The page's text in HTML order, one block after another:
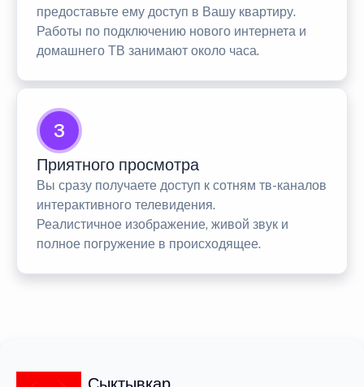
предоставьте ему доступ в Вашу квартиру.
Работы по подключению нового интернета и
домашнего ТВ занимают около часа.
3
Приятного просмотра
Вы сразу получаете доступ к сотням тв-каналов
интерактивного телевидения.
Реалистичное изображение, живой звук и
полное погружение в происходящее.